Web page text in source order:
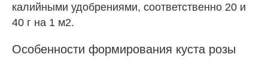
калийными удобрениями, соответственно 20 и
40 г на 1 м2.
Особенности формирования куста розы